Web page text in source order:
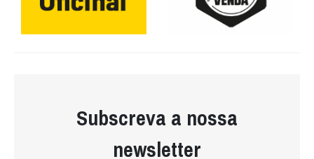
Subscreva a nossa
newsletter